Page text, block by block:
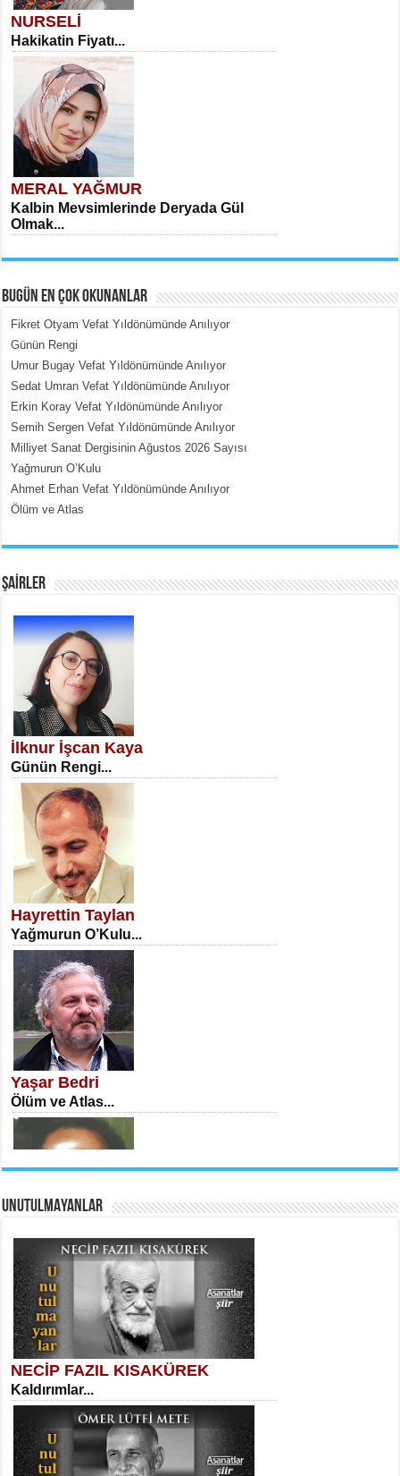
NURSELİ
Hakikatin Fiyatı...
MERAL YAĞMUR
Kalbin Mevsimlerinde Deryada Gül
Olmak...
MEHMET ÇOBAN
İçerdeki Put Dışardaki Maskeler...
SATILMIŞ ÜMİT ÇETİNKAYA
Erkenlik...
NECLA DİLEK ARSLAN
Öğretmenler Günü Mahkemesi...
İSA KARATEPE
Ekranlar Arasında Kaybolan İnsan...
AHMET URFALI
Tahlil Denemesi...
SELAHATTİN YILDIZ
İnsanın Zindanı...
BUGÜN EN ÇOK OKUNANLAR
Fikret Otyam Vefat Yıldönümünde Anılıyor
Günün Rengi
Umur Bugay Vefat Yıldönümünde Anılıyor
Sedat Umran Vefat Yıldönümünde Anılıyor
Erkin Koray Vefat Yıldönümünde Anılıyor
Semih Sergen Vefat Yıldönümünde Anılıyor
Milliyet Sanat Dergisinin Ağustos 2026 Sayısı
Yağmurun O’Kulu
Ahmet Erhan Vefat Yıldönümünde Anılıyor
Ölüm ve Atlas
ŞAİRLER
İlknur İşcan Kaya
Günün Rengi...
Hayrettin Taylan
Yağmurun O’Kulu...
Yaşar Bedri
Ölüm ve Atlas...
Necati Sarıca
Ben Kader Vurgunuyum Maria...
Sibel Orhan
İki Kırık Boşluk...
UNUTULMAYANLAR
NECİP FAZIL KISAKÜREK
Kaldırımlar...